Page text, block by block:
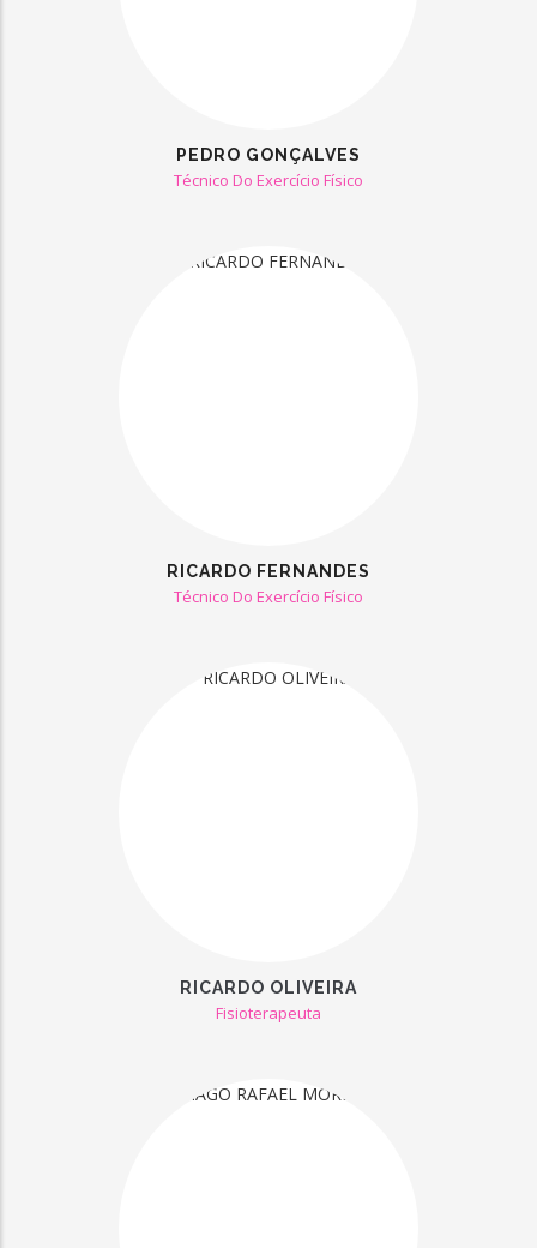
PEDRO GONÇALVES
Técnico Do Exercício Físico
RICARDO FERNANDES
Técnico Do Exercício Físico
RICARDO OLIVEIRA
Fisioterapeuta